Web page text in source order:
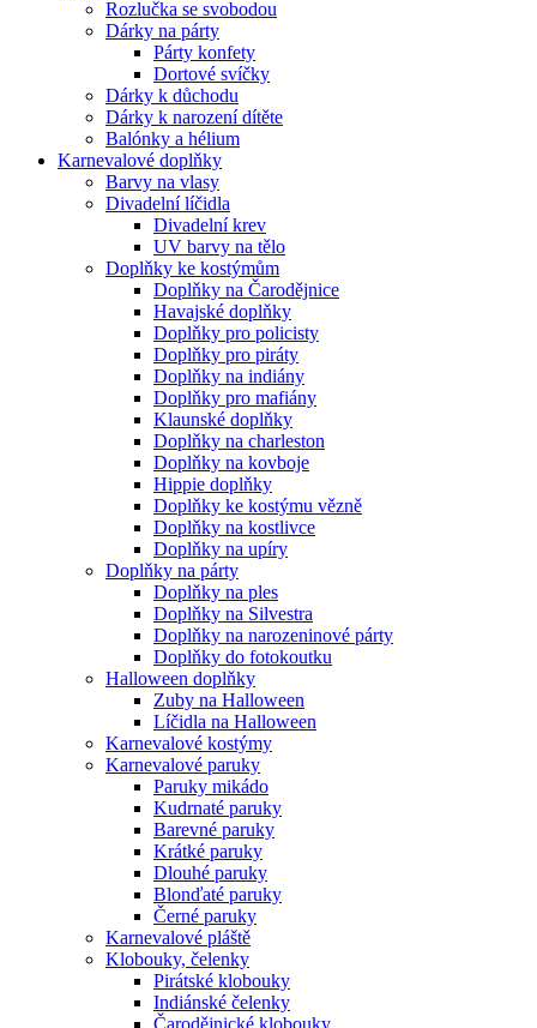
Rozlučka se svobodou
Dárky na párty
Párty konfety
Dortové svíčky
Dárky k důchodu
Dárky k narození dítěte
Balónky a hélium
Karnevalové doplňky
Barvy na vlasy
Divadelní líčidla
Divadelní krev
UV barvy na tělo
Doplňky ke kostýmům
Doplňky na Čarodějnice
Havajské doplňky
Doplňky pro policisty
Doplňky pro piráty
Doplňky na indiány
Doplňky pro mafiány
Klaunské doplňky
Doplňky na charleston
Doplňky na kovboje
Hippie doplňky
Doplňky ke kostýmu vězně
Doplňky na kostlivce
Doplňky na upíry
Doplňky na párty
Doplňky na ples
Doplňky na Silvestra
Doplňky na narozeninové párty
Doplňky do fotokoutku
Halloween doplňky
Zuby na Halloween
Líčidla na Halloween
Karnevalové kostýmy
Karnevalové paruky
Paruky mikádo
Kudrnaté paruky
Barevné paruky
Krátké paruky
Dlouhé paruky
Blonďaté paruky
Černé paruky
Karnevalové pláště
Klobouky, čelenky
Pirátské klobouky
Indiánské čelenky
Čarodějnické klobouky